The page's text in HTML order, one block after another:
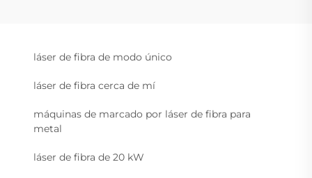
láser de fibra de modo único
láser de fibra cerca de mí
máquinas de marcado por láser de fibra para
metal
láser de fibra de 20 kW